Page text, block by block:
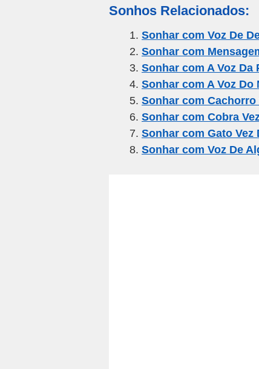
ail c
e
b
o
o
k
tt
er
e
gr
a
m
at
s
A
p
p
Sonhos Relacionados:
Sonhar com Voz De
Sonhar com
Sonhar com A Voz Da
Sonhar com A Voz Do
Sonhar com Cachorro
Sonhar com Cobra
Sonhar com Gato Vez
Sonhar com Voz De